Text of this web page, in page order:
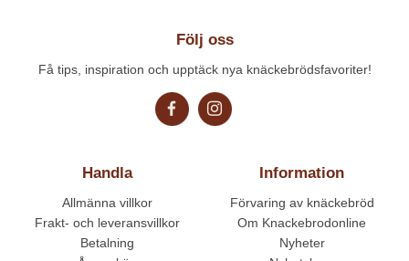
Handla
Allmänna villkor
Frakt- och leveransvillkor
Betalning
Information
Förvaring av knäckebröd
Om Knackebrodonline
Nyheter
Följ oss
Få tips, inspiration och upptäck nya knäckebrödsfavoriter!